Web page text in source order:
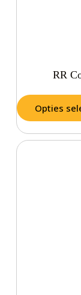
RR
Opties